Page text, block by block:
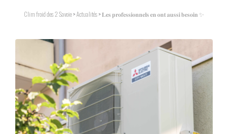
Clim froid des 2 Savoie>Actualités>𝐋𝐞𝐬 𝐩𝐫𝐨𝐟𝐞𝐬𝐬𝐢𝐨𝐧𝐧𝐞𝐥𝐬 𝐞𝐧 𝐨𝐧𝐭 𝐚𝐮𝐬𝐬𝐢 𝐛𝐞𝐬𝐨𝐢𝐧 ✨